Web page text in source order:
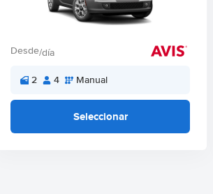
Desde/día
2 4 Manual
Seleccionar